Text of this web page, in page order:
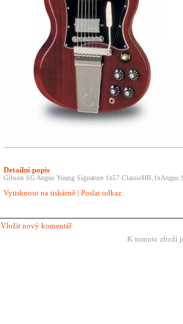
Detailní popis
Gibson SG Angus Young Signature 1x57
Vytisknout na tiskárně | Poslat odkaz
Vložit nový komentář
K tomuto zboží